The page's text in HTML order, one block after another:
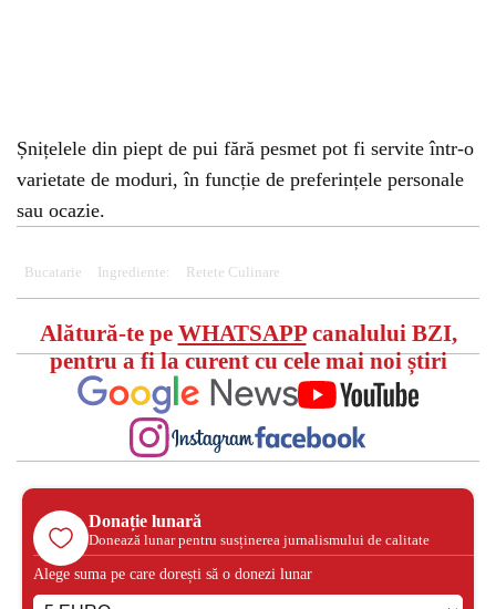
Șnițelele din piept de pui fără pesmet pot fi servite într-o
varietate de moduri, în funcție de preferințele personale
sau ocazie.
Bucatarie Ingrediente: Retete Culinare
Alătură-te pe WHATSAPPcanalului BZI,
pentru a fi la curent cu cele mai noi știri
Donație lunară
Donează lunar pentru susținerea jurnalismului de calitate
Alege suma pe care dorești să o donezi lunar